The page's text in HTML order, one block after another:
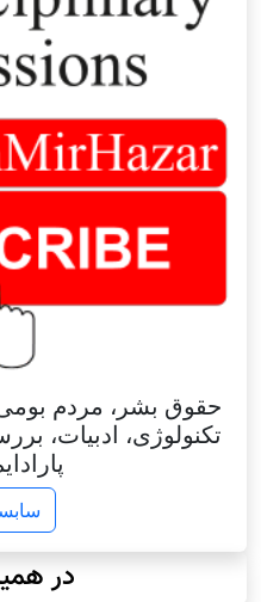
حقوق بشر، مردم
تکنولوژی، ادبیات،
در